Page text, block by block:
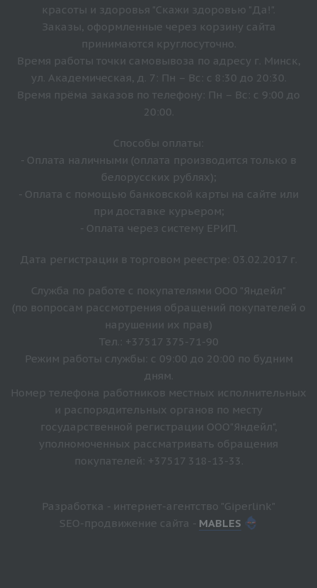
красоты и здоровья "Скажи здоровью "Да!".
Заказы, оформленные через корзину сайта
принимаются круглосуточно.
Время работы точки самовывоза по адресу г. Минск,
ул. Академическая, д. 7: Пн – Вс: с 8:30 до 20:30.
Время прёма заказов по телефону: Пн – Вс: с 9:00 до
20:00.
Способы оплаты:
- Оплата наличными (оплата производится только в
белорусских рублях);
- Оплата с помощью банковской карты на сайте или
при доставке курьером;
- Оплата через систему ЕРИП.
Дата регистрации в торговом реестре: 03.02.2017 г.
Служба по работе с покупателями ООО "Яндейл"
(по вопросам рассмотрения обращений покупателей о
нарушении их прав)
Тел.: +37517 375-71-90
Режим работы службы: с 09:00 до 20:00 по будним
дням.
Номер телефона работников местных исполнительных
и распорядительных органов по месту
государственной регистрации ООО"Яндейл",
уполномоченных рассматривать обращения
покупателей: +37517 318-13-33.
Разработка - интернет-агентство "Giperlink"
SEO-продвижение сайта - MABLES